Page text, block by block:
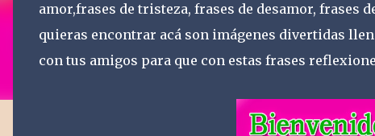
amor,frases de tristeza, frases de desamor, frases
quieras encontrar acá son imágenes divertidas
con tus amigos para que con estas frases